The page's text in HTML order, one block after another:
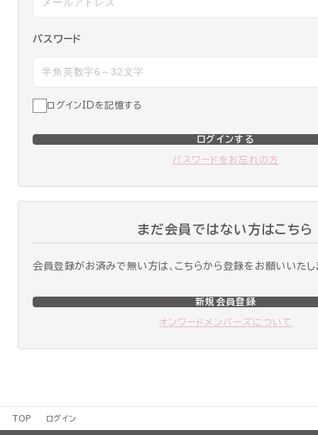
パスワード
ログインIDを記憶する
ログインする
パスワードをお忘れの方
まだ会員ではない方はこちら
会員登録がお済みで無い方は、こちらから登録をお願いいたし
新規会員登録
オンワードメンバーズについて
TOP ログイン